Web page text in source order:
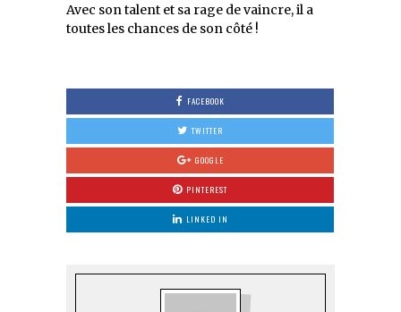
Avec son talent et sa rage de vaincre, il a
toutes les chances de son côté !
FACEBOOK
TWITTER
GOOGLE
PINTEREST
LINKED IN